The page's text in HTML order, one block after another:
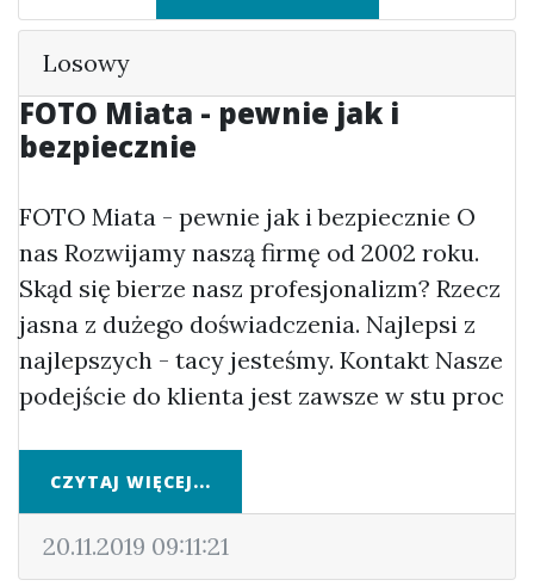
Losowy
FOTO Miata - pewnie jak i
bezpiecznie
FOTO Miata - pewnie jak i bezpiecznie O
nas Rozwijamy naszą firmę od 2002 roku.
Skąd się bierze nasz profesjonalizm? Rzecz
jasna z dużego doświadczenia. Najlepsi z
najlepszych - tacy jesteśmy. Kontakt Nasze
podejście do klienta jest zawsze w stu proc
CZYTAJ WIĘCEJ...
20.11.2019 09:11:21